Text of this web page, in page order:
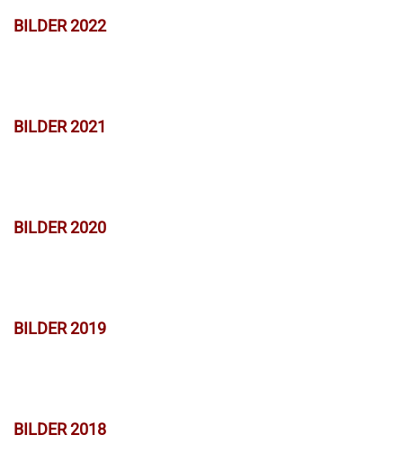
BILDER 2022
BILDER 2021
BILDER 2020
BILDER 2019
BILDER 2018